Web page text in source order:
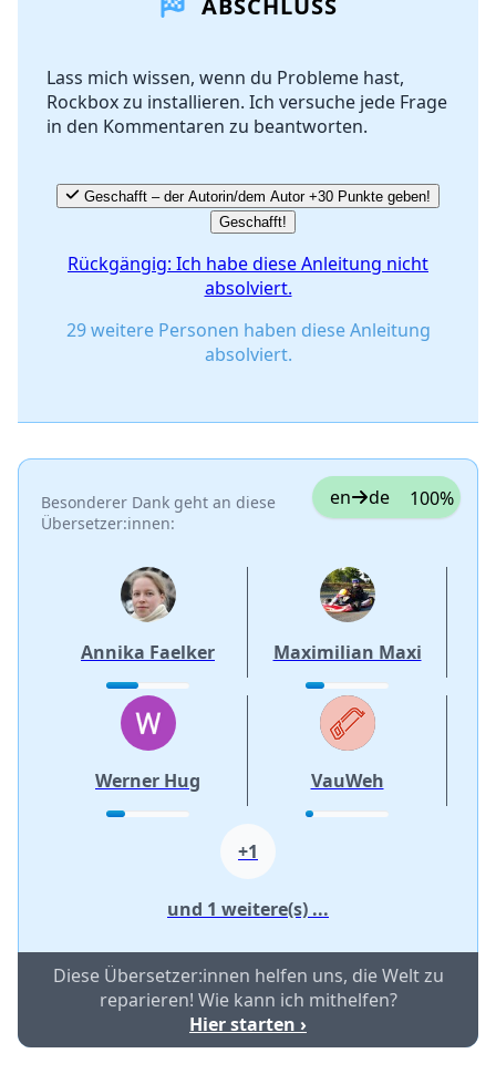
Kommentar hinzufügen
Abbrechen Kommentieren
ABSCHLUSS
Lass mich wissen, wenn du Probleme hast,
Rockbox zu installieren. Ich versuche jede Frage
in den Kommentaren zu beantworten.
Geschafft – der Autorin/dem Autor +30 Punkte geben!
Geschafft!
Rückgängig: Ich habe diese Anleitung nicht
absolviert.
29 weitere Personen haben diese Anleitung
absolviert.
Besonderer Dank geht an diese
Übersetzer:innen:
en de 100%
Annika Faelker Maximilian Maxi
Werner Hug VauWeh
+1
und 1 weitere(s) ...
Diese Übersetzer:innen helfen uns, die Welt zu
reparieren! Wie kann ich mithelfen?
Hier starten ›